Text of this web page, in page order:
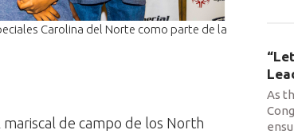
Carolina del Norte como parte de la
de campo de los North
As